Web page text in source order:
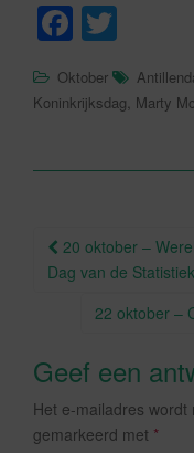
F
c
b
o
k
tt
Oktober
Koninkrijksdag, Marty
20 oktober –
Dag van de Statistiek
22 oktober –
Geef een
Het e-mailadres wordt
gemarkeerd met *